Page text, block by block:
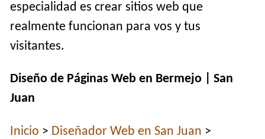
especialidad es crear sitios web que
realmente funcionan para vos y tus
visitantes.
Diseño de Páginas Web en Bermejo | San
Juan
Inicio > Diseñador Web en San Juan >